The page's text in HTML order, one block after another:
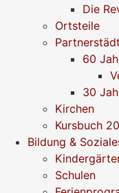
Die
Ortsteile
60
30
Kirchen
Kursbuch
Bildung &
Schulen